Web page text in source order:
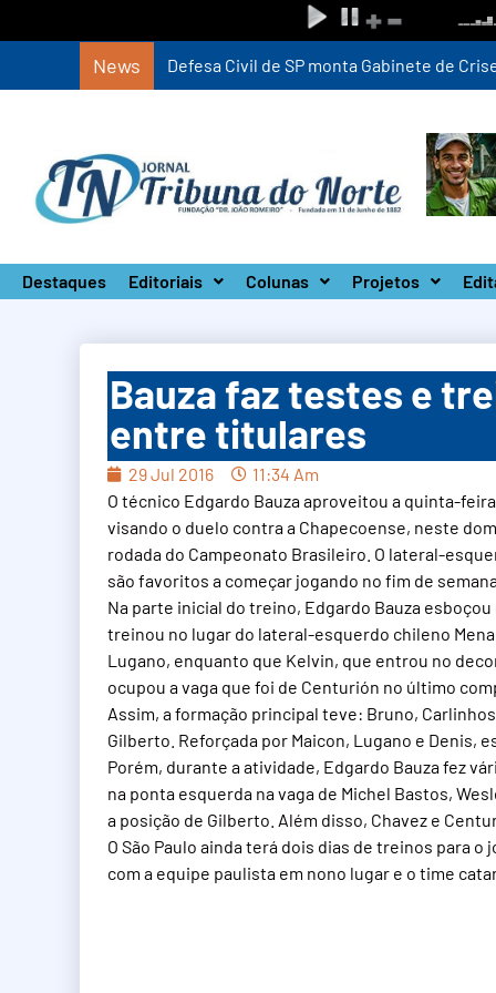
News Defesa Civil de SP monta Gabinete de
Destaques Editoriais Colunas Projetos
Bauza faz testes e
entre titulares
29 Jul 2016
11:34 Am
O técnico Edgardo Bauza aproveitou a quinta-
visando o duelo contra a Chapecoense, neste
rodada do Campeonato Brasileiro. O lateral-
são favoritos a começar jogando no fim de
Na parte inicial do treino, Edgardo Bauza
treinou no lugar do lateral-esquerdo chileno
Lugano, enquanto que Kelvin, que entrou no
ocupou a vaga que foi de Centurión no último
Assim, a formação principal teve: Bruno,
Gilberto. Reforçada por Maicon, Lugano e Denis,
Porém, durante a atividade, Edgardo Bauza fez
na ponta esquerda na vaga de Michel Bastos,
a posição de Gilberto. Além disso, Chavez e
O São Paulo ainda terá dois dias de treinos para
com a equipe paulista em nono lugar e o time